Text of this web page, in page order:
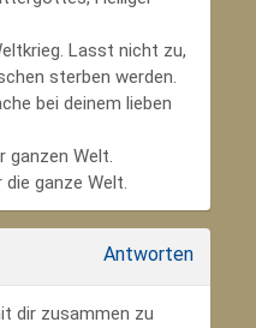
Lasst nicht zu,
sterben werden.
bei deinem lieben
ganzen Welt.
ganze Welt.
Antworten
dir zusammen zu